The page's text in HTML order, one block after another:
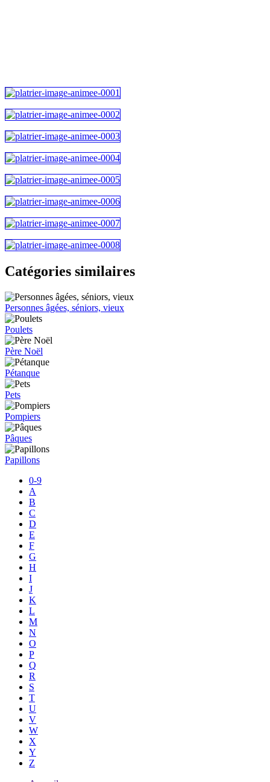
Catégories similaires
Personnes âgées, séniors, vieux
Poulets
Père Noël
Pétanque
Pets
Pompiers
Pâques
Papillons
0-9
A
B
C
D
E
F
G
H
I
J
K
L
M
N
O
P
Q
R
S
T
U
V
W
X
Y
Z